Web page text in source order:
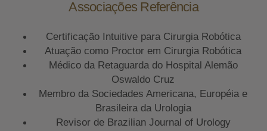
Associações Referência
Certificação Intuitive para Cirurgia Robótica
Atuação como Proctor em Cirurgia Robótica
Médico da Retaguarda do Hospital Alemão
Oswaldo Cruz
Membro da Sociedades Americana, Européia e
Brasileira da Urologia
Revisor de Brazilian Journal of Urology